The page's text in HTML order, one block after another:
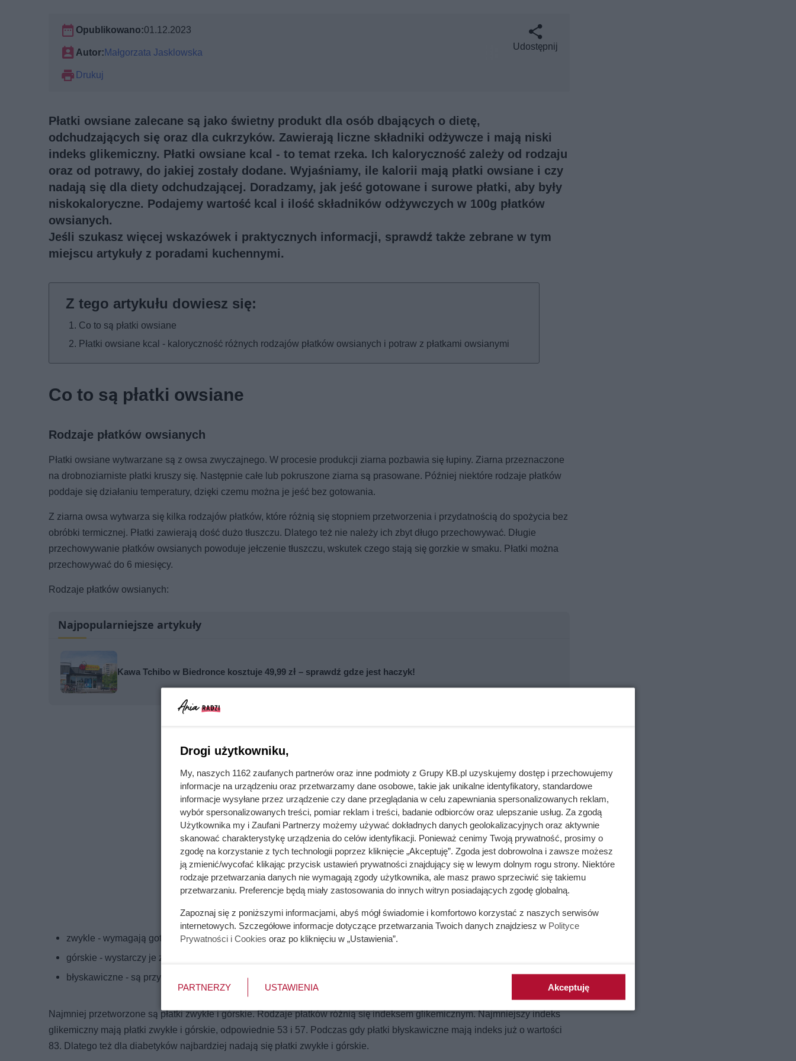
Opublikowano:01.12.2023
Autor:Małgorzata Jasklowska
Drukuj
Udostępnij
Płatki owsiane zalecane są jako świetny produkt dla osób dbających o dietę,
odchudzających się oraz dla cukrzyków. Zawierają liczne składniki odżywcze i mają niski
indeks glikemiczny. Płatki owsiane kcal - to temat rzeka. Ich kaloryczność zależy od rodzaju
oraz od potrawy, do jakiej zostały dodane. Wyjaśniamy, ile kalorii mają płatki owsiane i czy
nadają się dla diety odchudzającej. Doradzamy, jak jeść gotowane i surowe płatki, aby były
niskokaloryczne. Podajemy wartość kcal i ilość składników odżywczych w 100g płatków
owsianych.
Jeśli szukasz więcej wskazówek i praktycznych informacji, sprawdź także zebrane w tym
miejscu artykuły z poradami kuchennymi.
Co to są płatki owsiane
Płatki owsiane kcal - kaloryczność różnych rodzajów płatków owsianych i potraw z płatkami owsianymi
Co to są płatki owsiane
Rodzaje płatków owsianych
Płatki owsiane wytwarzane są z owsa zwyczajnego. W procesie produkcji ziarna pozbawia się łupiny. Ziarna przeznaczone
na drobnoziarniste płatki kruszy się. Następnie całe lub pokruszone ziarna są prasowane. Później niektóre rodzaje płatków
poddaje się działaniu temperatury, dzięki czemu można je jeść bez gotowania.
Z ziarna owsa wytwarza się kilka rodzajów płatków, które różnią się stopniem przetworzenia i przydatnością do spożycia bez
obróbki termicznej. Płatki zawierają dość dużo tłuszczu. Dlatego też nie należy ich zbyt długo przechowywać. Długie
przechowywanie płatków owsianych powoduje jełczenie tłuszczu, wskutek czego stają się gorzkie w smaku. Płatki można
przechowywać do 6 miesięcy.
Rodzaje płatków owsianych:
Najpopularniejsze artykuły
Kawa Tchibo w Biedronce kosztuje 49,99 zł – sprawdź gdze jest haczyk!
zwykle - wymagają gotowania,
górskie - wystarczy je zagotować,
błyskawiczne - są przygotowane do spożycia na zimno.
Najmniej przetworzone są płatki zwykłe i górskie. Rodzaje płatków różnią się indeksem glikemicznym. Najmniejszy indeks
glikemiczny mają płatki zwykłe i górskie, odpowiednie 53 i 57. Podczas gdy płatki błyskawiczne mają indeks już o wartości
83. Dlatego też dla diabetyków najbardziej nadają się płatki zwykłe i górskie.
Drogi użytkowniku,
My, naszych 1162 zaufanych partnerów oraz inne podmioty z Grupy KB.pl uzyskujemy dostęp i przechowujemy
informacje na urządzeniu oraz przetwarzamy dane osobowe, takie jak unikalne identyfikatory, standardowe
informacje wysyłane przez urządzenie czy dane przeglądania w celu zapewniania spersonalizowanych reklam,
wybór spersonalizowanych treści, pomiar reklam i treści, badanie odbiorców oraz ulepszanie usług. Za zgodą
Użytkownika my i Zaufani Partnerzy możemy używać dokładnych danych geolokalizacyjnych oraz aktywnie
skanować charakterystykę urządzenia do celów identyfikacji. Ponieważ cenimy Twoją prywatność, prosimy o
zgodę na korzystanie z tych technologii poprzez kliknięcie „Akceptuję”. Zgoda jest dobrowolna i zawsze możesz
ją zmienić/wycofać klikając przycisk ustawień prywatności znajdujący się w lewym dolnym rogu strony. Niektóre
rodzaje przetwarzania danych nie wymagają zgody użytkownika, ale masz prawo sprzeciwić się takiemu
przetwarzaniu. Preferencje będą miały zastosowania do innych witryn posiadających zgodę globalną.
Zapoznaj się z poniższymi informacjami, abyś mógł świadomie i komfortowo korzystać z naszych serwisów
internetowych. Szczegółowe informacje dotyczące przetwarzania Twoich danych znajdziesz w Polityce
Prywatności i Cookies oraz po kliknięciu w „Ustawienia”.
PARTNERZY USTAWIENIA Akceptuję